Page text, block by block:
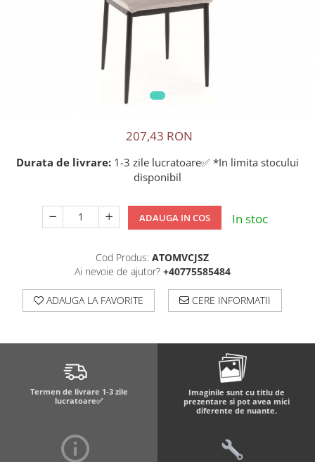
207,43 RON
Durata de livrare: 1-3 zile lucratoare✅ *In limita stocului
disponibil
ADAUGA IN COS In stoc
Cod Produs: ATOMVCJSZ
Ai nevoie de ajutor? +40775585484
ADAUGA LA FAVORITE CERE INFORMATII
Termen de livrare 1-3 zile
lucratoare✅
Imaginile sunt cu titlu de
prezentare si pot avea mici
diferente de nuante.